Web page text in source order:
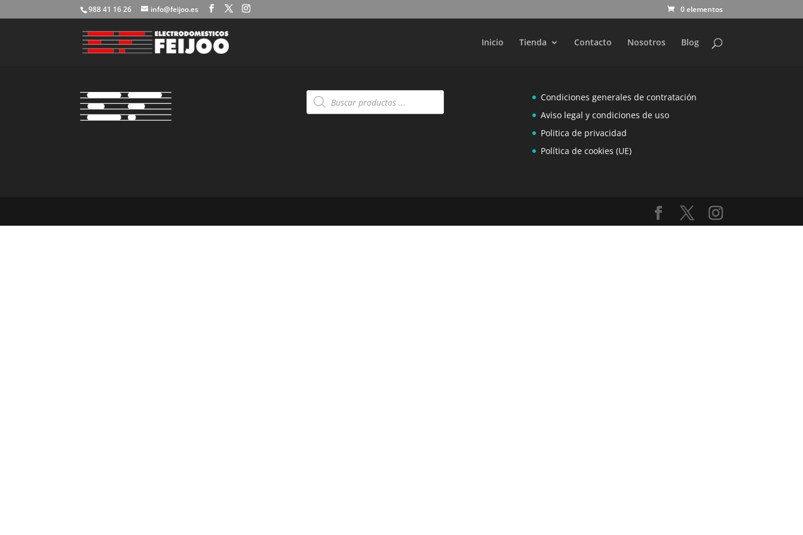
988 41 16 26 info@feijoo.es 0 elementos
Inicio Tienda Contacto Nosotros Blog
Búsqueda
productos
Búsqueda
de
Condiciones generales de contratación
Aviso legal y condiciones de uso
Politica de privacidad
Política de cookies (UE)